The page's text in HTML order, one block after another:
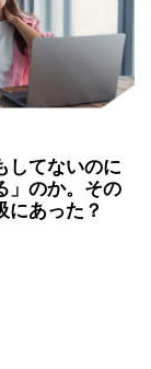
してないのに
」のか。その
にあった？